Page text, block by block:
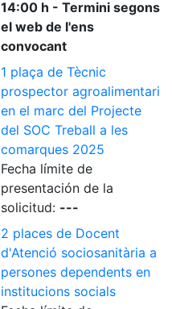
14:00 h - Termini segons
el web de l'ens
convocant
1 plaça de Tècnic
prospector agroalimentari
en el marc del Projecte
del SOC Treball a les
comarques 2025
Fecha límite de
presentación de la
solicitud: ---
2 places de Docent
d'Atenció sociosanitària a
persones dependents en
institucions socials